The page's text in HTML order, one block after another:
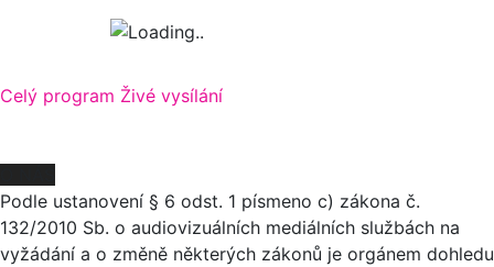
Celý program Živé vysílání
Podle ustanovení § 6 odst. 1 písmeno c) zákona č.
132/2010 Sb. o audiovizuálních mediálních službách na
vyžádání a o změně některých zákonů je orgánem dohledu